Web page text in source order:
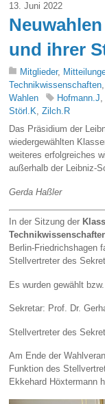
13. Juni 2022
und ihrer
Mitglieder,
Technikwissenschaften,
Wahlen
Hofmann.J,
Störl.K,Zilch.R
Das Präsidium der
wiedergewählten
weiteres erfolgreiches
außerhalb der Leibniz-
Gerda Haßler
In der Sitzung der
Berlin-Friedrichshagen
Stellvertreter des
Es wurden gewählt
Sekretar: Prof. Dr.
Stellvertreter des
Am Ende der
Funktion des
Ekkehard Höxtermann